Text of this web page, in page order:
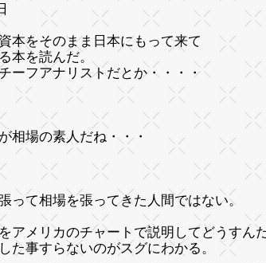
本をそのまま日本にもって来て
本を読んだ。
ーフアナリストだとか・・・・
相場の素人だね・・・
って相場を張ってきた人間ではない。
アメリカのチャートで説明してどうすん
た事すらないのがスグにわかる。